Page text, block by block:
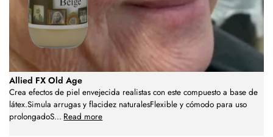
Allied FX Old Age
Crea efectos de piel envejecida realistas con este compuesto a base de
látex.Simula arrugas y flacidez naturalesFlexible y cómodo para uso
prolongadoS... Read more